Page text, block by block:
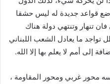
قواعد جديدة له ليس حشقا
فان تنهار وتنتهي دولة هناك
تواجد ما يعادل الشعب اللبناني
إلى أمم لا يعلم بها إلا الله.
محور غربي ومحور المقاومة ،